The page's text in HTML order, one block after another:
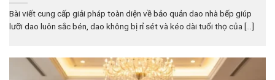
Bài viết cung cấp giải pháp toàn diện về bảo quản dao nhà bếp giúp
lưỡi dao luôn sắc bén, dao không bị rỉ sét và kéo dài tuổi thọ của [...]